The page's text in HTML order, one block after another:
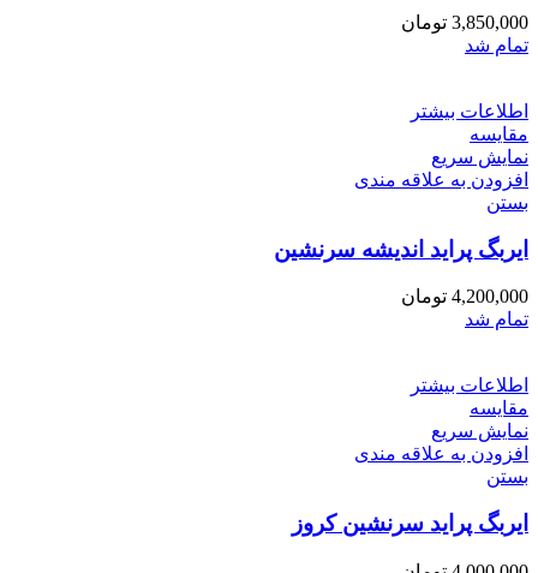
3,850,000 تومان
تمام شد
اطلاعات بیشتر
مقایسه
نمایش سریع
افزودن به علاقه مندی
بستن
ایربگ پراید اندیشه سرنشین
4,200,000 تومان
تمام شد
اطلاعات بیشتر
مقایسه
نمایش سریع
افزودن به علاقه مندی
بستن
ایربگ پراید سرنشین کروز